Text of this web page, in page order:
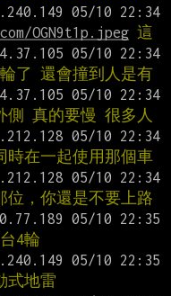
OGN9t1p.jpeg 這
了 還會撞到人是有
側 真的要慢 很多人
在一起使用那個車
，你還是不要上路
4輪
式地雷